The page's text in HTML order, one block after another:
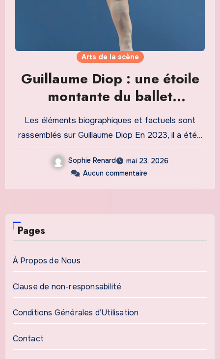
Arts de la scène
Guillaume Diop : une étoile
montante du ballet
contemporain
Les éléments biographiques et factuels sont
rassemblés sur Guillaume Diop En 2023, il a été…
Sophie Renard
mai 23, 2026
Aucun commentaire
Pages
À Propos de Nous
Clause de non-responsabilité
Conditions Générales d’Utilisation
Contact